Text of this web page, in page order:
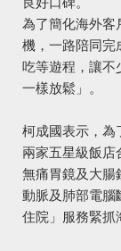
為了簡化海外客
機，一路陪同完
吃等遊程，讓不
一樣放鬆」。
柯成國表示，為
兩家五星級飯店
無痛胃鏡及大腸
動脈及肺部電腦
住院」服務緊抓